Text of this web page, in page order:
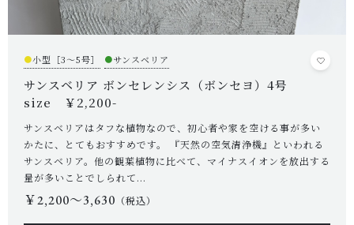
育て方のコツ
最近チェックした商品
ORDER HISTORY
注文履歴
SHOP
店舗概要
●小型［3～5号］ ●サンスベリア
サンスベリア ボンセレンシス（ボンセヨ）4号
size ￥2,200-
サンスベリアはタフな植物なので、初心者や家を空ける事が多い
かたに、とてもおすすめです。 『天然の空気清浄機』といわれる
サンスベリア。他の観葉植物に比べて、マイナスイオンを放出する
量が多いことでしられて...
￥2,200〜3,630 （税込）